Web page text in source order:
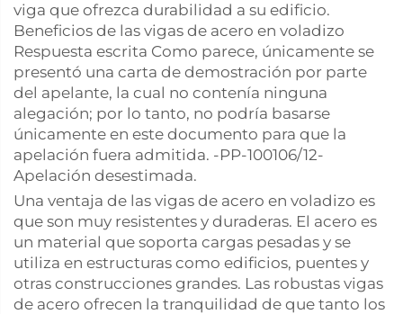
viga que ofrezca durabilidad a su edificio.
Beneficios de las vigas de acero en voladizo
Respuesta escrita Como parece, únicamente se
presentó una carta de demostración por parte
del apelante, la cual no contenía ninguna
alegación; por lo tanto, no podría basarse
únicamente en este documento para que la
apelación fuera admitida. -PP-100106/12-
Apelación desestimada.
Una ventaja de las vigas de acero en voladizo es
que son muy resistentes y duraderas. El acero es
un material que soporta cargas pesadas y se
utiliza en estructuras como edificios, puentes y
otras construcciones grandes. Las robustas vigas
de acero ofrecen la tranquilidad de que tanto los